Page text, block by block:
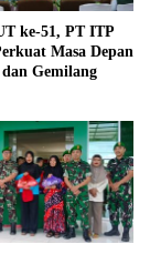
ke-51, PT ITP
Masa Depan
Gemilang